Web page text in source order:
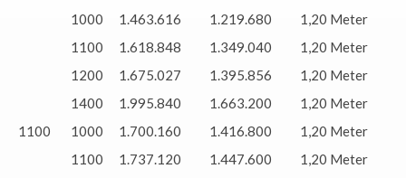
1000
1.463.616 1.219.680
1,20 Meter
1100
1.618.848 1.349.040
1,20 Meter
1200
1.675.027 1.395.856
1,20 Meter
1400
1.995.840 1.663.200
1,20 Meter
1100
1000 1.700.160 1.416.800
1,20 Meter
1100
1.737.120 1.447.600
1,20 Meter